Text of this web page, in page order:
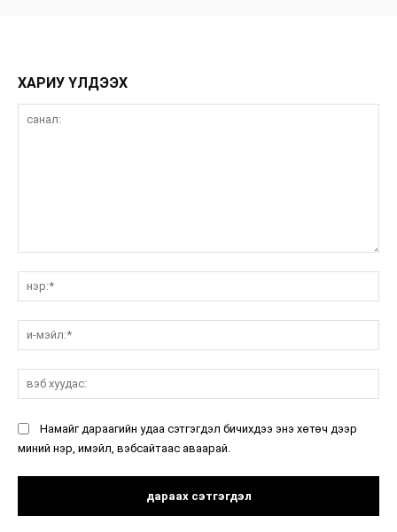
ХАРИУ ҮЛДЭЭХ
Намайг дараагийн удаа сэтгэгдэл бичихдээ энэ хөтөч дээр
миний нэр, имэйл, вэбсайтаас аваарай.